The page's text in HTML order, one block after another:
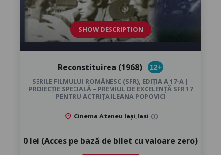
SHOW DESCRIPTION
Reconstituirea (1968) 12+
SERILE FILMULUI ROMÂNESC (SFR), EDIȚIA A 17-A |
PROIECȚIE SPECIALĂ – PREMIUL DE EXCELENȚĂ SFR 17
PENTRU ACTRIȚA ILEANA POPOVICI
location_on Cinema Ateneu Iași Iasi info
0 lei (Acces pe bază de bilet cu valoare zero)